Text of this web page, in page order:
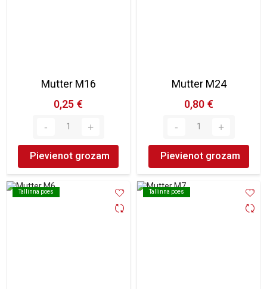
Mutter M16
0,25 €
Pievienot grozam
Mutter M24
0,80 €
Pievienot grozam
Tallinna poes
Tallinna poes Tallinna poes
Tallinna poes